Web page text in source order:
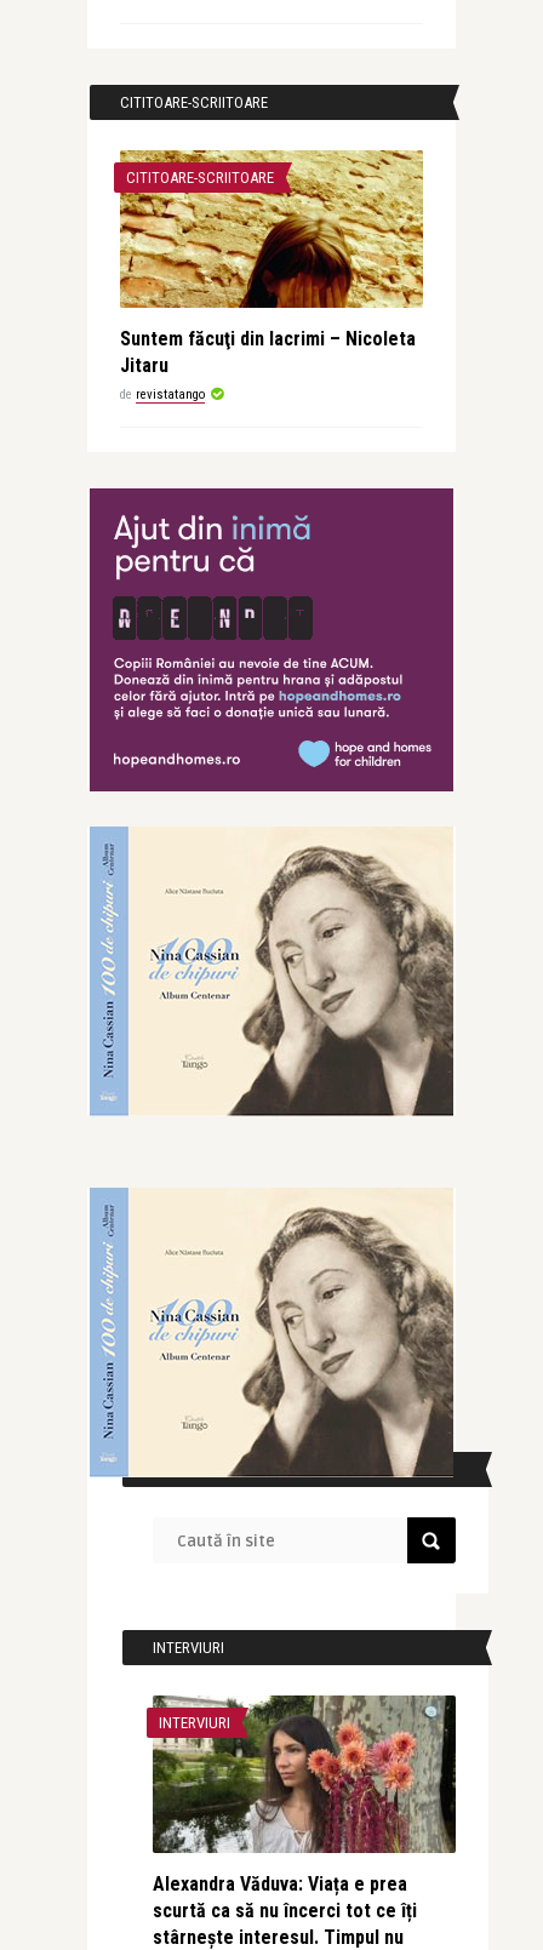
CITITOARE-SCRIITOARE
CITITOARE-SCRIITOARE
Suntem făcuţi din lacrimi – Nicoleta
Jitaru
de revistatango
CAUTĂ ÎN SITE
INTERVIURI
INTERVIURI
Alexandra Văduva: Viața e prea
scurtă ca să nu încerci tot ce îți
stârnește interesul. Timpul nu